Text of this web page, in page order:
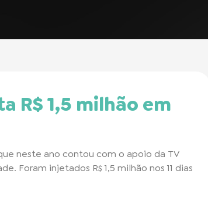
R$ 1,5 milhão em
neste ano contou com o apoio da TV
Foram injetados R$ 1,5 milhão nos 11 dias